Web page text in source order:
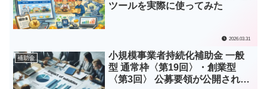
ツールを実際に使ってみた
2026.03.31
補助金
小規模事業者持続化補助金 一般
型 通常枠〈第19回〉・創業型
〈第3回〉 公募要領が公開されま